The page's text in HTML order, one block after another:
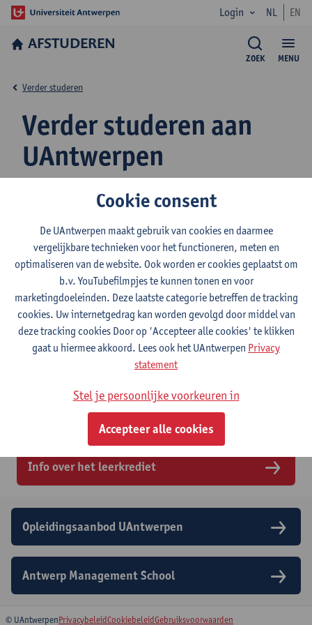
Login NL EN
AFSTUDEREN
MENU
ZOEK
Verder studeren aan
UAntwerpen
Verder studeren
UAntwerpen biedt een waaier aan opleidingen aan: academische
bachelors, masters, master-na-masters en postgraduaten.
Wanneer je een masterdiploma op zak hebt en interesse hebt in
een nieuwe opleiding, is het belangrijk dat je rekening houdt met
de stand van je leerkrediet. Als je afstudeert als master, worden
er immers 140 studiepunten van je leerkrediet afgetrokken. Voor
master-na-masteropleidingen, postgraduaten of de specifieke
lerarenopleiding heb je geen leerkrediet nodig. Wanneer je een
nieuwe bachelor of een andere master wil gaan studeren, heb je
voorbereidingsprogramma dat je eerst moet volgen wanneer je
een andere master wil studeren!).
Info over het leerkrediet
Opleidingsaanbod UAntwerpen
Antwerp Management School
© UAntwerpenPrivacybeleidCookiebeleidGebruiksvoorwaarden
Cookie consent
De UAntwerpen maakt gebruik van cookies en daarmee
vergelijkbare technieken voor het functioneren, meten en
optimaliseren van de website. Ook worden er cookies geplaatst om
b.v. YouTubefilmpjes te kunnen tonen en voor
marketingdoeleinden. Deze laatste categorie betreffen de tracking
cookies. Uw internetgedrag kan worden gevolgd door middel van
deze tracking cookies Door op 'Accepteer alle cookies' te klikken
gaat u hiermee akkoord. Lees ook het UAntwerpen Privacy
statement
Stel je persoonlijke voorkeuren in
Accepteer alle cookies